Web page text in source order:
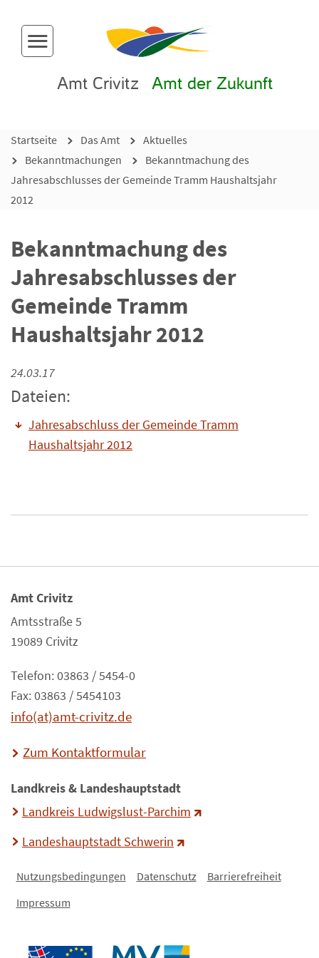
Menü-Button
Amt Crivitz Amt der Zukunft
Startseite Das Amt
Aktuelles
Bekanntmachungen
Bekanntmachung des
Jahresabschlusses der Gemeinde Tramm Haushaltsjahr
2012
Bekanntmachung des
Jahresabschlusses der
Gemeinde Tramm
Haushaltsjahr 2012
24.03.17
Dateien:
Jahresabschluss der Gemeinde Tramm
Haushaltsjahr 2012
Amt Crivitz
Amtsstraße 5
19089 Crivitz
Telefon: 03863 / 5454-0
Fax: 03863 / 5454103
info(at)amt-crivitz.de
Zum Kontaktformular
Landkreis & Landeshauptstadt
Landkreis Ludwigslust-Parchim
Landeshauptstadt Schwerin
Nutzungsbedingungen Datenschutz
Barrierefreiheit
Impressum